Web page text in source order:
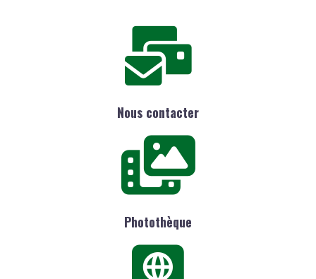
Nous contacter
Photothèque